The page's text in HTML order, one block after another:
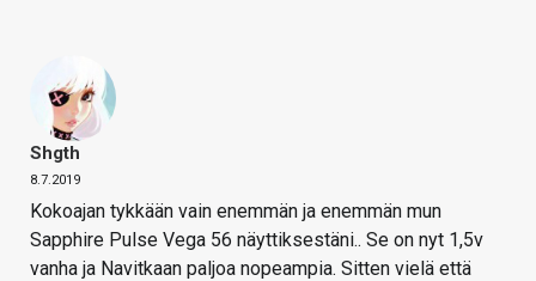
Shgth
8.7.2019
Kokoajan tykkään vain enemmän ja enemmän mun
Sapphire Pulse Vega 56 näyttiksestäni.. Se on nyt 1,5v
vanha ja Navitkaan paljoa nopeampia. Sitten vielä että